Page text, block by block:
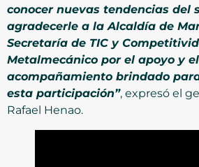
conocer nuevas tendencias del
agradecerle a la Alcaldía de
Secretaría de TIC y
Metalmecánico por el apoyo y el
acompañamiento brindado
esta participación”, expresó el
Rafael Henao.